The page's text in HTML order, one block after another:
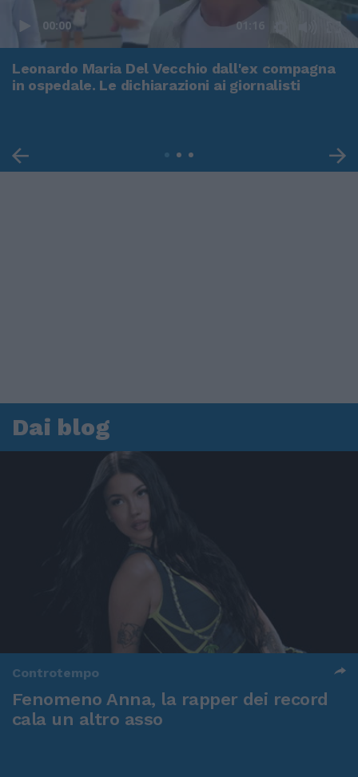
00:00 01:16
Leonardo Maria Del Vecchio dall'ex compagna
in ospedale. Le dichiarazioni ai giornalisti
Dai blog
Controtempo
Fenomeno Anna, la rapper dei record
cala un altro asso